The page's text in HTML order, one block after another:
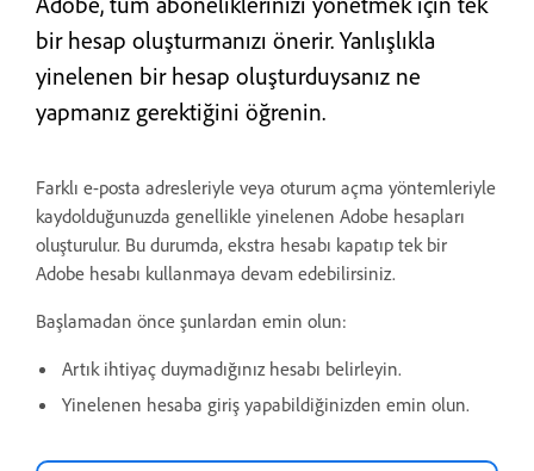
bir hesap oluşturmanızı önerir. Yanlışlıkla
yinelenen bir hesap oluşturduysanız ne
yapmanız gerektiğini öğrenin.
Farklı e-posta adresleriyle veya oturum açma yöntemleriyle
kaydolduğunuzda genellikle yinelenen Adobe hesapları
oluşturulur. Bu durumda, ekstra hesabı kapatıp tek bir
Adobe hesabı kullanmaya devam edebilirsiniz.
Başlamadan önce şunlardan emin olun:
Artık ihtiyaç duymadığınız hesabı belirleyin.
Yinelenen hesaba giriş yapabildiğinizden emin olun.